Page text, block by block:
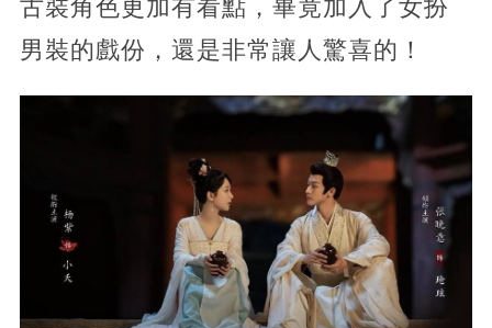
古裝角色更加有看點，畢竟加入了女扮
男裝的戲份，還是非常讓人驚喜的！